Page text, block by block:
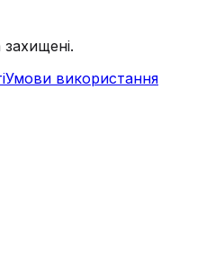
Умови використання